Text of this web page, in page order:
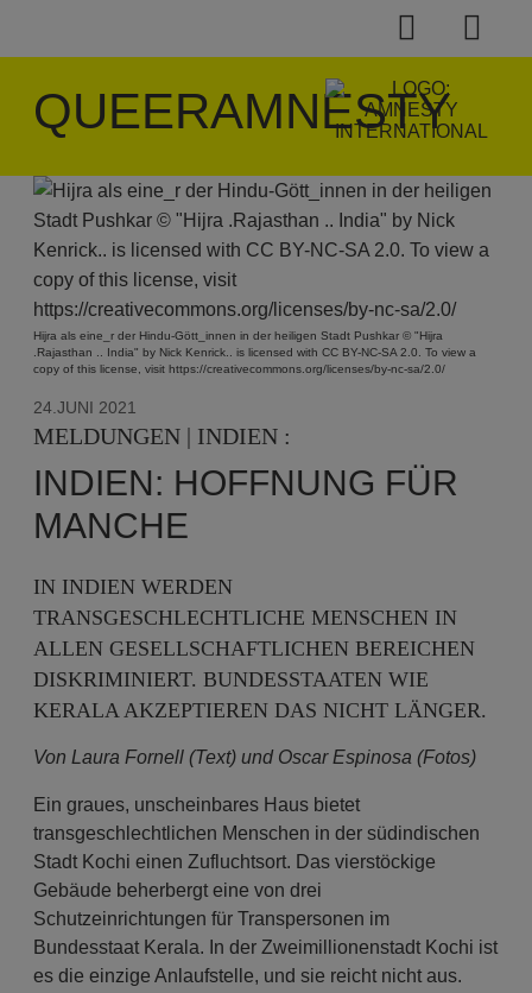
QUEERAMNESTY
Hijra als eine_r der Hindu-Gött_innen in der heiligen Stadt Pushkar © "Hijra
.Rajasthan .. India" by Nick Kenrick.. is licensed with CC BY-NC-SA 2.0. To view a
copy of this license, visit https://creativecommons.org/licenses/by-nc-sa/2.0/
24.JUNI 2021
MELDUNGEN | INDIEN :
INDIEN: HOFFNUNG FÜR
MANCHE
IN INDIEN WERDEN
TRANSGESCHLECHTLICHE MENSCHEN IN
ALLEN GESELLSCHAFTLICHEN BEREICHEN
DISKRIMINIERT. BUNDESSTAATEN WIE
KERALA AKZEPTIEREN DAS NICHT LÄNGER.
Von Laura Fornell (Text) und Oscar Espinosa (Fotos)
Ein graues, unscheinbares Haus bietet
transgeschlechtlichen Menschen in der südindischen
Stadt Kochi einen Zufluchtsort. Das vierstöckige
Gebäude beherbergt eine von drei
Schutzeinrichtungen für Transpersonen im
Bundesstaat Kerala. In der Zweimillionenstadt Kochi ist
es die einzige Anlaufstelle, und sie reicht nicht aus.